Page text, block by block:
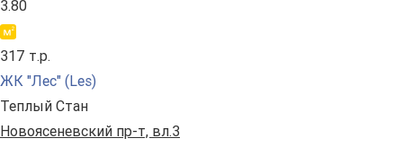
3.80
317 т.р.
ЖК "Лес" (Les)
Теплый Стан
Новоясеневский пр-т, вл.3